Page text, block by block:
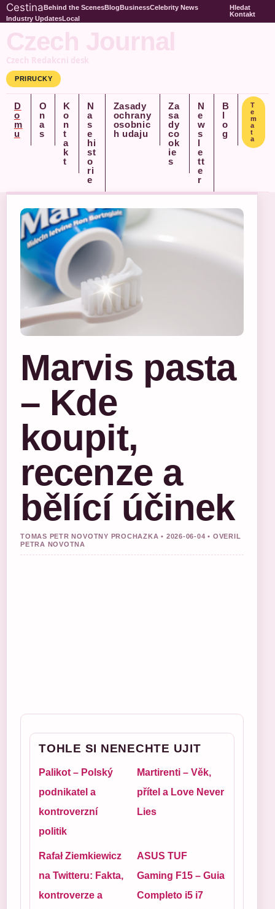
CestinaBehind the ScenesBlogBusinessCelebrity News
Industry UpdatesLocal
Hledat
Kontakt
Czech Journal
Czech Redakcni desk
PRIRUCKY
D
o
m
u
O
n
a
s
K
o
n
t
a
k
t
N
a
s
e
hi
st
o
ri
e
Zasady
ochrany
osobnic
h udaju
Za
sa
dy
co
ok
ie
s
N
e
w
s
l
e
tt
e
r
B
l
o
g
T
e
m
a
t
a
Marvis pasta
– Kde
koupit,
recenze a
bělící účinek
TOMAS PETR NOVOTNY PROCHAZKA • 2026-06-04 • OVERIL
PETRA NOVOTNA
TOHLE SI NENECHTE UJIT
Palikot – Polský
podnikatel a
kontroverzní
politik
Martirenti – Věk,
přítel a Love Never
Lies
Rafał Ziemkiewicz
na Twitteru: Fakta,
kontroverze a
ASUS TUF
Gaming F15 – Guia
Completo i5 i7